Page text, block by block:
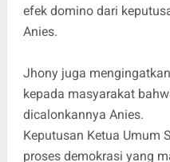
efek domino dari
Anies.
Jhony juga
kepada masyarakat
dicalonkannya Anies.
Keputusan Ketua Umum
proses demokrasi yang